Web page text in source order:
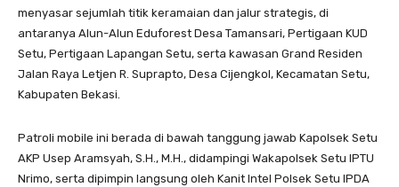
menyasar sejumlah titik keramaian dan jalur strategis, di
antaranya Alun-Alun Eduforest Desa Tamansari, Pertigaan KUD
Setu, Pertigaan Lapangan Setu, serta kawasan Grand Residen
Jalan Raya Letjen R. Suprapto, Desa Cijengkol, Kecamatan Setu,
Kabupaten Bekasi.
Patroli mobile ini berada di bawah tanggung jawab Kapolsek Setu
AKP Usep Aramsyah, S.H., M.H., didampingi Wakapolsek Setu IPTU
Nrimo, serta dipimpin langsung oleh Kanit Intel Polsek Setu IPDA